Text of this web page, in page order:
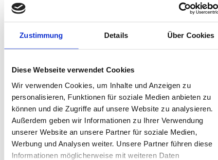
Zustimmung Details Über Cookies
Diese Webseite verwendet Cookies
Wir verwenden Cookies, um Inhalte und Anzeigen zu
personalisieren, Funktionen für soziale Medien anbieten zu
können und die Zugriffe auf unsere Website zu analysieren.
Außerdem geben wir Informationen zu Ihrer Verwendung
unserer Website an unsere Partner für soziale Medien,
Werbung und Analysen weiter. Unsere Partner führen diese
Informationen möglicherweise mit weiteren Daten
gesamte Breite des Hauses strecken sich die in der
Bäderarchitektur so wichtigen, großzügigen, überdachten
Balkone (überwiegend mit direktem Meerblick). Nicht nur
das Äußere ist von Stilempfinden und Eleganz geprägt. Im
feinster handwerklicher Details. Alle Wohnungen sind
individuell und geschmackvoll eingerichtet, so dass Sie
Ihren Aufenthalt in unserem Hause immer in guter
Erinnerung behalten werden. Für unsere Gäste, die mit
dem PKW anreisen, stehen Stellplätze direkt am Haus zur
Stellplatz, der bei Bedarf gemietet werden kann.